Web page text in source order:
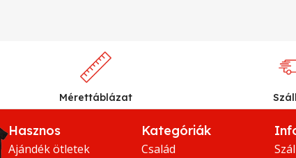
Mérettáblázat
Hasznos
Ajándék ötletek
Kategóriák
Család